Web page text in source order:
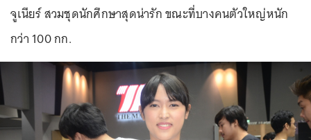
จูเนียร์ สวมชุดนักศึกษาสุดน่ารัก ขณะที่บางคนตัวใหญ่หนัก
กว่า 100 กก.